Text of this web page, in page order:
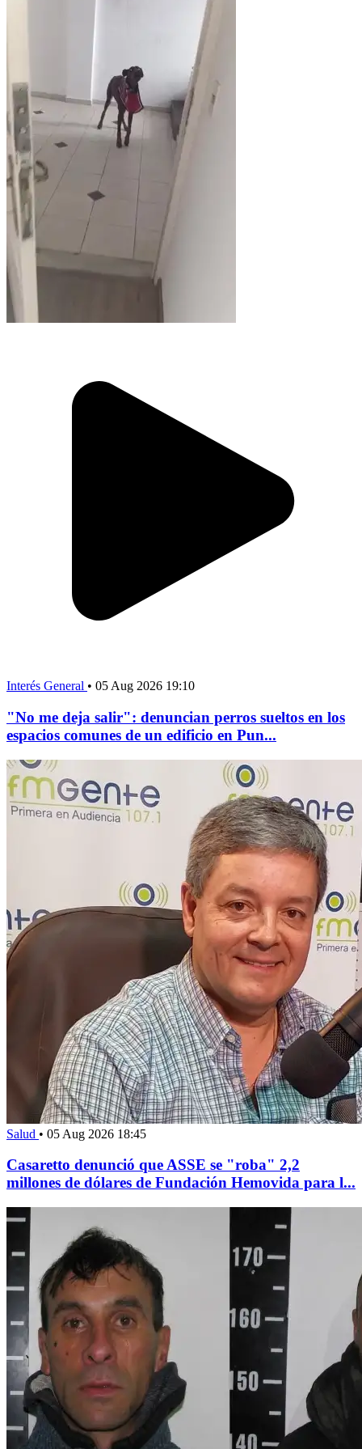
Interés General • 05 Aug 2026 19:10
"No me deja salir": denuncian perros sueltos en los
espacios comunes de un edificio en Pun...
Salud • 05 Aug 2026 18:45
Casaretto denunció que ASSE se "roba" 2,2
millones de dólares de Fundación Hemovida para l...